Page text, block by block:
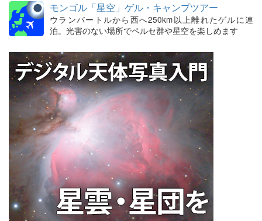
モンゴル「星空」ゲル・キャンプツアー
ウランバートルから西へ250km以上離れたゲルに連
泊。光害のない場所でペルセ群や星空を楽しめます